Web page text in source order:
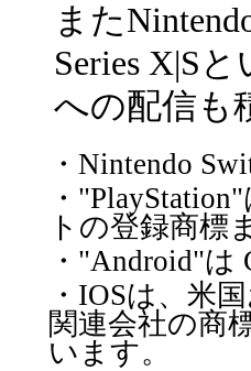
また
Series X|S
への配信も
・Nintendo
・
トの登録商標
・"Android"は
・IOSは、米
関連会社の商
います。